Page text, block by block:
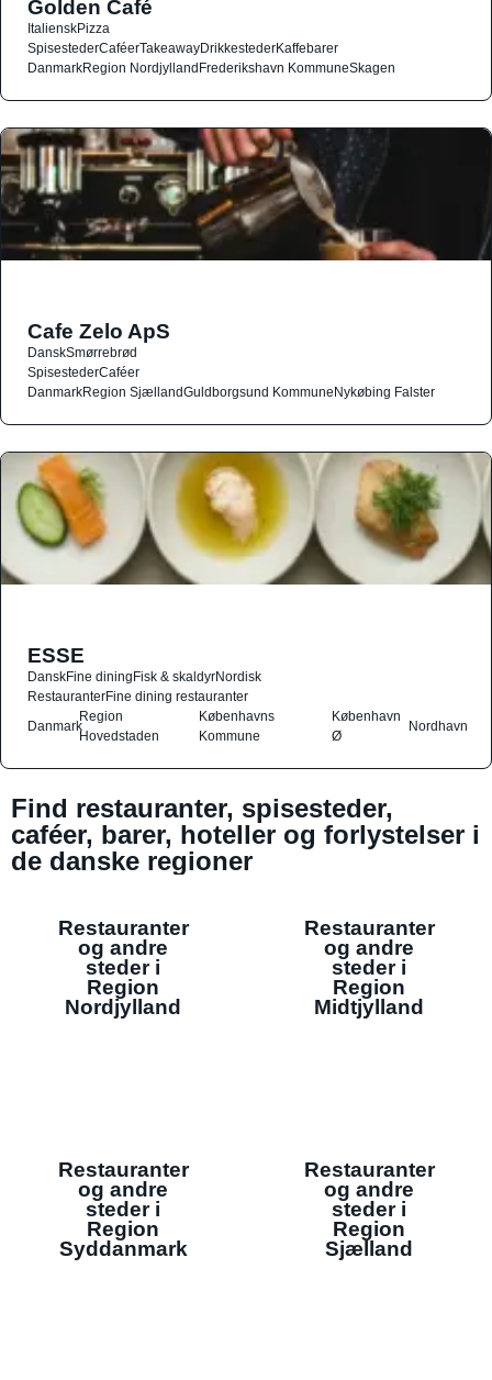
Golden Café
ItalienskPizza
SpisestederCaféerTakeawayDrikkestederKaffebarer
DanmarkRegion NordjyllandFrederikshavn KommuneSkagen
Cafe Zelo ApS
DanskSmørrebrød
SpisestederCaféer
DanmarkRegion SjællandGuldborgsund KommuneNykøbing Falster
ESSE
DanskFine diningFisk & skaldyrNordisk
RestauranterFine dining restauranter
Danmark
Region
Hovedstaden
Københavns
Kommune
København
Ø
Nordhavn
Find restauranter, spisesteder,
caféer, barer, hoteller og forlystelser i
de danske regioner
Restauranter
og andre
steder i
Region
Nordjylland
Restauranter
og andre
steder i
Region
Midtjylland
Restauranter
og andre
steder i
Region
Syddanmark
Restauranter
og andre
steder i
Region
Sjælland